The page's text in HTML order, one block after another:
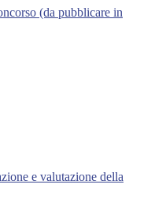
(da pubblicare in
e valutazione della